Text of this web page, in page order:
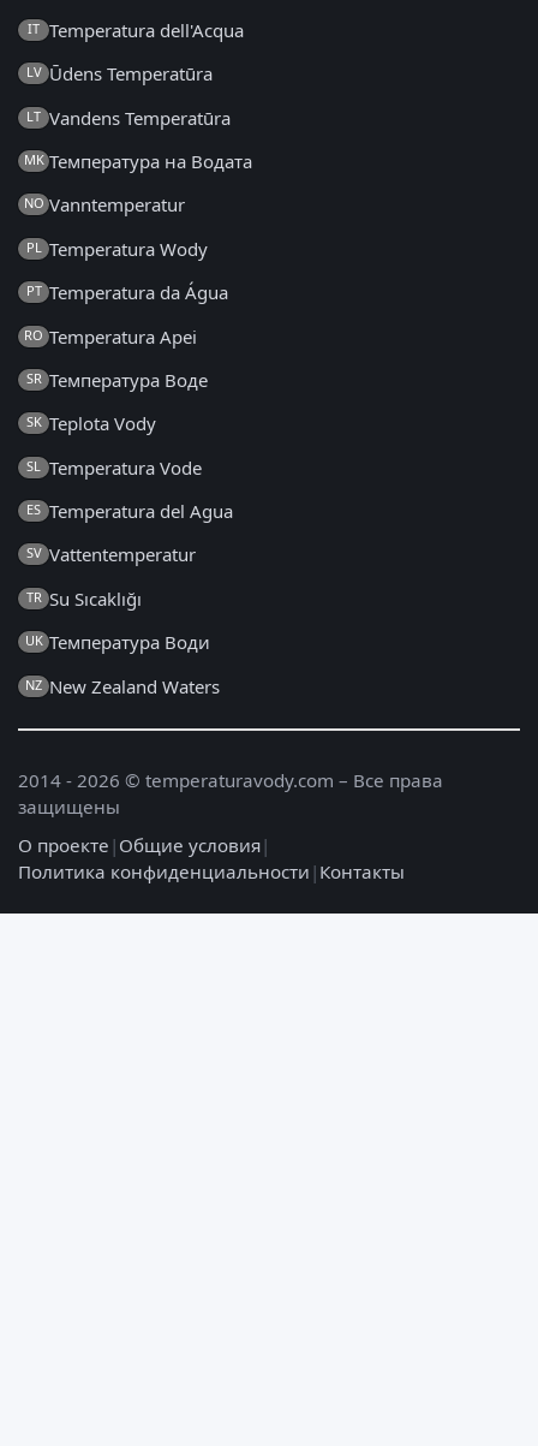
IT Temperatura dell'Acqua
LV Ūdens Temperatūra
LT Vandens Temperatūra
MK Температура на Водата
NO Vanntemperatur
PL Temperatura Wody
PT Temperatura da Água
RO Temperatura Apei
SR Температура Воде
SK Teplota Vody
SL Temperatura Vode
ES Temperatura del Agua
SV Vattentemperatur
TR Su Sıcaklığı
UK Температура Води
NZ New Zealand Waters
2014 - 2026 © temperaturavody.com – Все права
защищены
О проекте | Общие условия|
Политика конфиденциальности | Контакты